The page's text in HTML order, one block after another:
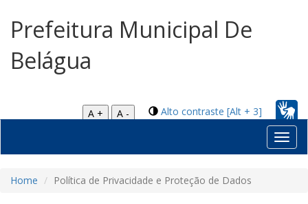
Prefeitura Municipal De
Belágua
Alto contraste [Alt + 3]
A +
A -
Home Política de Privacidade e Proteção de Dados